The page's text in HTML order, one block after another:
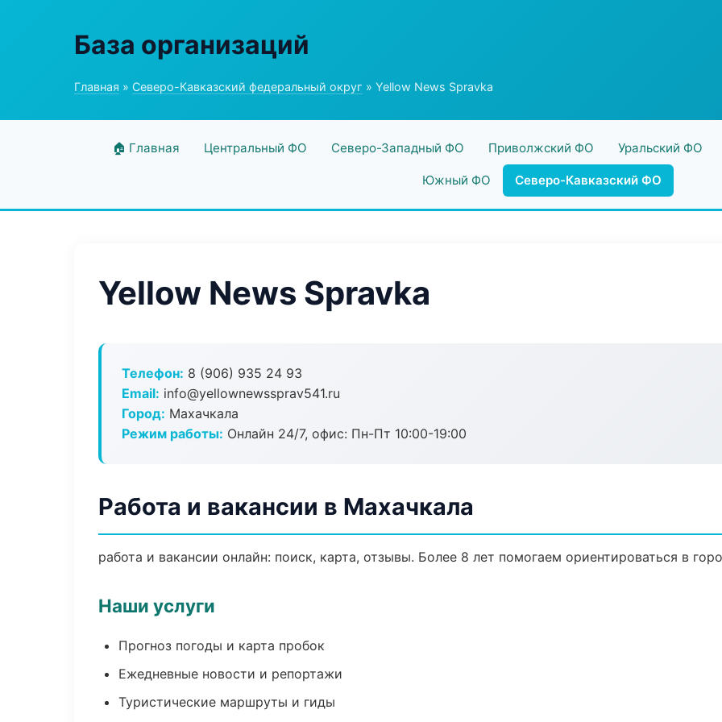
База организаций
Главная » Северо-Кавказский федеральный округ » Yellow News Spravka
🏠 Главная Центральный ФО Северо-Западный ФО Приволжский ФО Уральский ФО
Южный ФО Северо-Кавказский ФО
Yellow News Spravka
Телефон: 8 (906) 935 24 93
Email: info@yellownewssprav541.ru
Город: Махачкала
Режим работы: Онлайн 24/7, офис: Пн-Пт 10:00-19:00
Работа и вакансии в Махачкала
работа и вакансии онлайн: поиск, карта, отзывы. Более 8 лет помогаем ориентироваться в
Наши услуги
Прогноз погоды и карта пробок
Ежедневные новости и репортажи
Туристические маршруты и гиды